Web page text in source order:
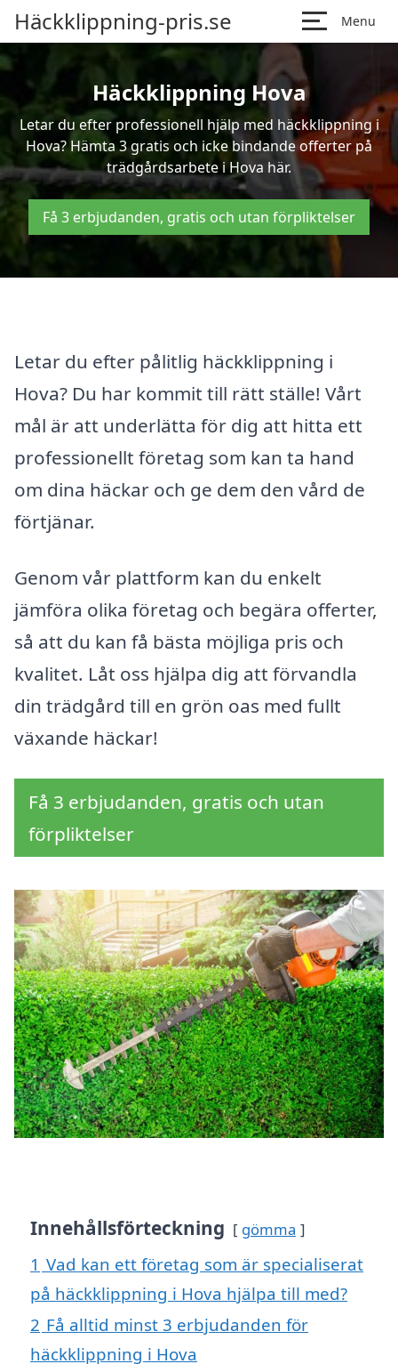
Häckklippning-pris.se Menu
Häckklippning Hova
Letar du efter professionell hjälp med häckklippning i
Hova? Hämta 3 gratis och icke bindande offerter på
trädgårdsarbete i Hova här.
Få 3 erbjudanden, gratis och utan förpliktelser
Letar du efter pålitlig häckklippning i
Hova? Du har kommit till rätt ställe! Vårt
mål är att underlätta för dig att hitta ett
professionellt företag som kan ta hand
om dina häckar och ge dem den vård de
förtjänar.
Genom vår plattform kan du enkelt
jämföra olika företag och begära offerter,
så att du kan få bästa möjliga pris och
kvalitet. Låt oss hjälpa dig att förvandla
din trädgård till en grön oas med fullt
växande häckar!
Få 3 erbjudanden, gratis och utan
förpliktelser
Innehållsförteckning gömma
1 Vad kan ett företag som är specialiserat
på häckklippning i Hova hjälpa till med?
2 Få alltid minst 3 erbjudanden för
häckklippning i Hova